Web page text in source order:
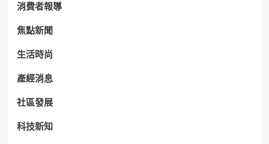
消費者報導
焦點新聞
生活時尚
產經消息
社區發展
科技新知